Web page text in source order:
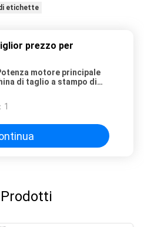
etichette
prezzo per
motore principale
di taglio a stampo di
UV Voltage 380V
1